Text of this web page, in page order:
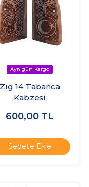
Zig 14 Tabanca
Kabzesi
600,00 TL
Sepete Ekle